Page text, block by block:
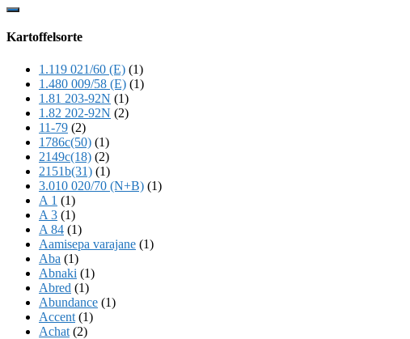
Show
Content
Kartoffelsorte
1.119 021/60 (E) (1)
1.480 009/58 (E) (1)
1.81 203-92N (1)
1.82 202-92N (2)
11-79 (2)
1786c(50) (1)
2149c(18) (2)
2151b(31) (1)
3.010 020/70 (N+B) (1)
A 1 (1)
A 3 (1)
A 84 (1)
Aamisepa varajane (1)
Aba (1)
Abnaki (1)
Abred (1)
Abundance (1)
Accent (1)
Achat (2)